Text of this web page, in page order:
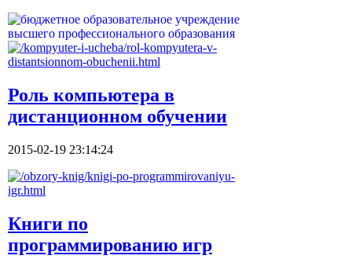
Роль компьютера в
дистанционном обучении
2015-02-19 23:14:24
Книги по
программированию игр